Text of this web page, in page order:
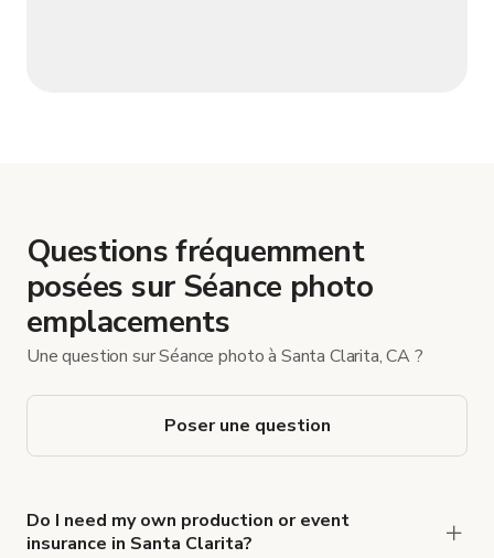
Questions fréquemment
posées sur Séance photo
emplacements
Une question sur Séance photo à Santa Clarita, CA ?
Poser une question
Do I need my own production or event
insurance in Santa Clarita?